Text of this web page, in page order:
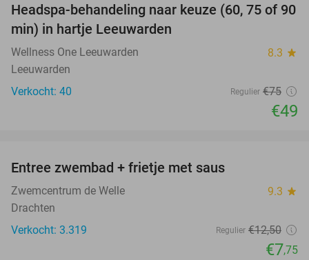
35%
Headspa-behandeling naar keuze (60, 75 of 90
min) in hartje Leeuwarden
Wellness One Leeuwarden 8.3 star
Leeuwarden
Verkocht: 40
Regulier €75
€49
Entree zwembad + frietje met saus
Zwemcentrum de Welle 9.3 star
Drachten
Verkocht: 3.319
Regulier €12,50
€7,75